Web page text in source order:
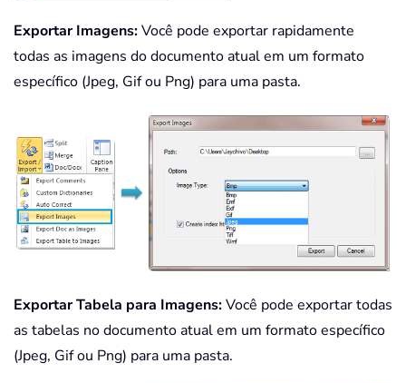
Exportar Imagens:Você pode exportar rapidamente
todas as imagens do documento atual em um formato
específico (Jpeg, Gif ou Png) para uma pasta.
Exportar Tabela para Imagens:Você pode exportar todas
as tabelas no documento atual em um formato específico
(Jpeg, Gif ou Png) para uma pasta.